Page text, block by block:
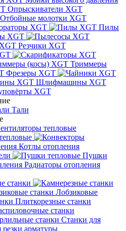
Опрыскиватели XGT
Отбойные молотки XGT
XGT
Пилы
XGT
Резчики XGT
Триммеры
Фрезеры XGT
Шлифмашины XGT
XGT
Тали
тепловые
Котлы отопления
Пушки
Радиаторы отопления
станки
Лобзиковые
Плиткорезные станки
станки
станки Станки для
резки арматуры